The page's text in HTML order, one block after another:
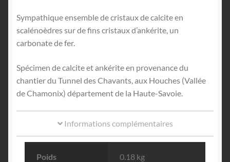
Sympathique ensemble de cristaux de calcite en
scalénoèdres sur de fins cristaux d’ankérite, un
carbonate de fer.
Spécimen de calcite et ankérite en provenance du
chantier du Tunnel des Chavants, aux Houches (Vallée
de Chamonix) département de la Haute-Savoie.
Informations complémentaires
Poids 0.18 kg